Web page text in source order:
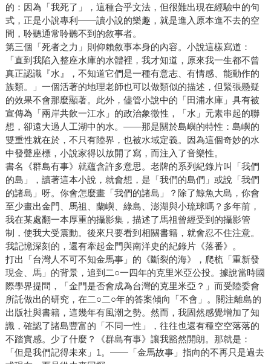
的：因為「我死了」，這種合乎文法，但很難出現在經驗中的句
式，正是小說專利——讀小說的樂趣，就是進入原本進不去的空
間，聆聽通常聆聽不到的敘事者。
第三個「死者之力」則仰賴敘事本身的內容。小說這樣寫道：
「直到我陷入整座水庫的水體裡，我才知道，原來我一生都不曾
真正認識『水』，不知道它們是一種有意志、有情感、能動作的
族類。」一個活著的地理老師也可以做類似的描述，但緊張懸疑
的效果不會那麼顯著。此外，儘管小說中的「田浦水庫」具有被
宣傳為「兩岸共飲一江水」的政治象徵性，「水」元素串起的聯
想，卻遠大過人工湖中的水。——那是關於島嶼的特性：島嶼的
雙重性就在於，不只有陸界，也被水域定義。因為這個奇妙的水
中發聲座標，小說家得以放開了寫，而注入了音樂性。
書名《群島有事》就蘊含許多意思。老牌的系列紀錄片叫「我們
的島」，讀著這本小說，就會想，是「我們的島們」或說「我們
的諸島」呀。你會怎麼畫「我們的諸島」？除了鯨魚大島，你會
至少畫出金門、馬祖、蘭嶼、綠島、澎湖與小琉球嗎？多年前，
我在某處翻一本厚重的攝影集，描述了馬祖曾經受到的攝影管
制，使我大受震動。後來只要看到相關書籍，就會忍不住注意。
我記憶深刻的，還有牽起金門與南洋史的紀錄片《落番》。
打出「台灣人不可不知金馬事」的《斷裂的海》，爬梳「重新發
現金、馬」的背景，追到二○一四年的克里米亞公投。據說當時國
際學界提問，「金門是否會成為台灣的克里米亞？」而受陸委會
所託做出的研究，在二○二○年的答案傾向「不會」。關注離島的
出版社與書籍，這幾年有風潮之勢。然而，我固然感覺增加了知
識，確認了諸島豐富的「不同一性」，往往也還有種空空落落的
不踏實感。少了什麼？《群島有事》讓我豁然開朗。那就是：
「但是我們記得未來」1。——「金馬故事」指向的不再只是過去